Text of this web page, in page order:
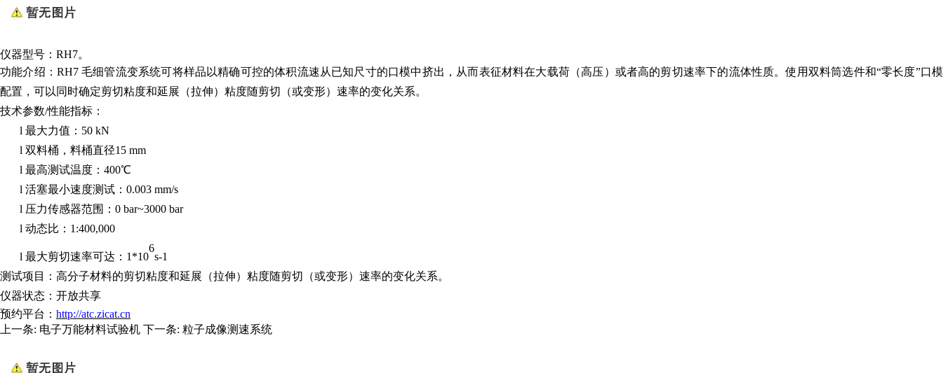
仪器型号： RH7。
功能介绍： RH7 毛细管流变系统可将样品以精确可控的体积流速从已知尺寸的口模中挤出，从而表征材料在大载荷（高压）或者高的剪切速率下的流体性质。使用双料筒选件和“零长度”口模
配置，可以同时确定剪切粘度和延展（拉伸）粘度随剪切（或变形）速率的变化关系。
技术参数/性能指标：
l 最大力值： 50 kN
l 双料桶，料桶直径15 mm
l 最高测试温度： 400℃
l 活塞最小速度测试： 0.003 mm/s
l 压力传感器范围： 0 bar~3000 bar
l 动态比： 1:400,000
l 最大剪切速率可达： 1*10
6
s-1
测试项目：高分子材料的剪切粘度和延展（拉伸）粘度随剪切（或变形）速率的变化关系。
仪器状态：开放共享
预约平台： http://atc.zicat.cn
上一条: 电子万能材料试验机 下一条: 粒子成像测速系统